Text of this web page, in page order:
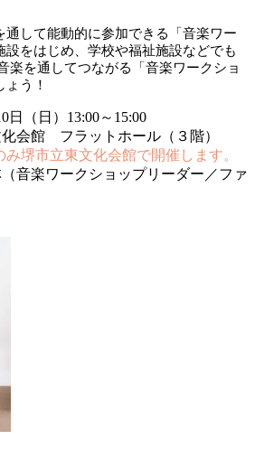
通して能動的に参加できる「音楽ワー
設をはじめ、学校や福祉施設などでも
楽を通してつながる「音楽ワークショ
う！
（日）13:00～15:00
会館 フラットホール（３階）
堺市立東文化会館で開催します。
楽ワークショップリーダー／ファ